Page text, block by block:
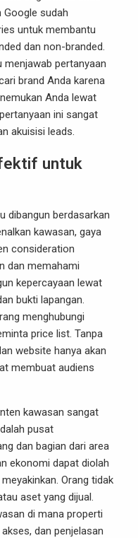
Google sudah
untuk membantu
dan non-branded.
menjawab pertanyaan
brand Anda karena
Anda lewat
ini sangat
akuisisi leads.
untuk
dibangun berdasarkan
kawasan, gaya
consideration
dan memahami
kepercayaan lewat
bukti lapangan.
menghubungi
price list. Tanpa
website hanya akan
membuat audiens
kawasan sangat
pusat
dan bagian dari area
ekonomi dapat diolah
Orang tidak
aset yang dijual.
di mana properti
dan penjelasan